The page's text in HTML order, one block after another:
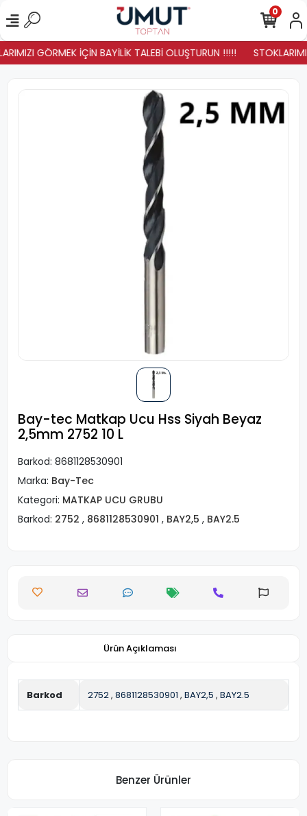
GÖRMEK İÇİN BAYİLİK TALEBİ OLUŞTURUN !!!!!
0
Bay-tec Matkap Ucu Hss Siyah Beyaz
2,5mm 2752 10 L
Barkod: 8681128530901
Marka: Bay-Tec
Kategori: MATKAP UCU GRUBU
Barkod: 2752 , 8681128530901 , BAY2,5 , BAY2.5
Ürün Açıklaması
Barkod 2752, 8681128530901 , BAY2,5 , BAY2.5
Benzer Ürünler